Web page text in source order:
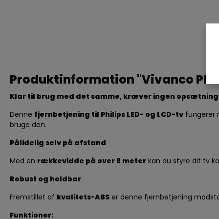
Produktinformation "Vivanco
Klar til brug med det samme, kræver ingen opsætning
Denne fjernbetjening til Philips LED- og LCD-tv fungerer
bruge den.
Pålidelig selv på afstand
Med en rækkevidde på over 8 meter kan du styre dit tv
Robust og holdbar
Fremstillet af kvalitets-ABS er denne fjernbetjening
Funktioner: